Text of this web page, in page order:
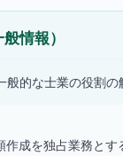
情報）
般的な士業の役割
成を独占業務とす